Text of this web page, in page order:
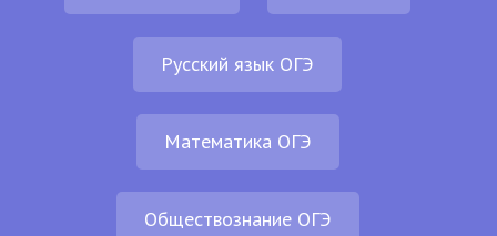
Русский язык ОГЭ
Математика ОГЭ
Обществознание ОГЭ